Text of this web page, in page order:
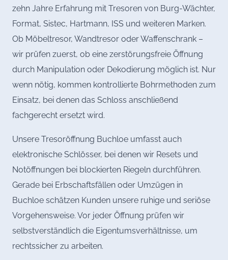
zehn Jahre Erfahrung mit Tresoren von Burg-Wächter,
Format, Sistec, Hartmann, ISS und weiteren Marken.
Ob Möbeltresor, Wandtresor oder Waffenschrank –
wir prüfen zuerst, ob eine zerstörungsfreie Öffnung
durch Manipulation oder Dekodierung möglich ist. Nur
wenn nötig, kommen kontrollierte Bohrmethoden zum
Einsatz, bei denen das Schloss anschließend
fachgerecht ersetzt wird.
Unsere Tresoröffnung Buchloe umfasst auch
elektronische Schlösser, bei denen wir Resets und
Notöffnungen bei blockierten Riegeln durchführen.
Gerade bei Erbschaftsfällen oder Umzügen in
Buchloe schätzen Kunden unsere ruhige und seriöse
Vorgehensweise. Vor jeder Öffnung prüfen wir
selbstverständlich die Eigentumsverhältnisse, um
rechtssicher zu arbeiten.